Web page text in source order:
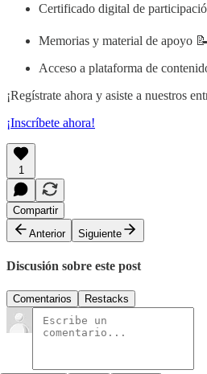
Certificado digital de
Memorias y material de apoyo 📝
Acceso a plataforma de
¡Regístrate ahora y asiste a nuestros
¡Inscríbete ahora!
1
Compartir
Anterior
Siguiente
Discusión sobre este post
Comentarios Restacks